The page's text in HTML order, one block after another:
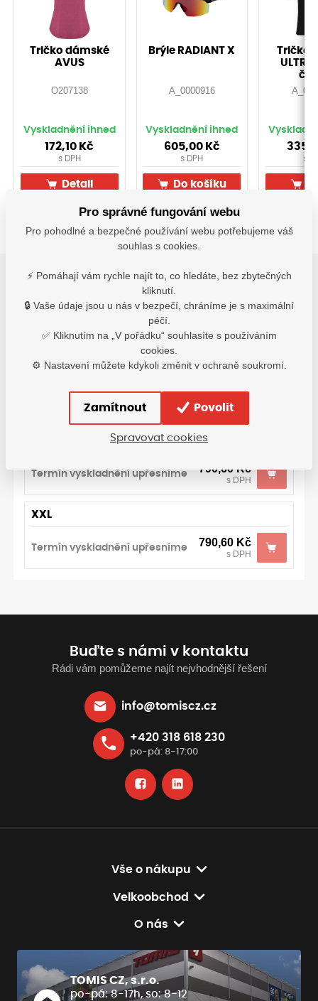
Tričko dámské
AVUS
O207138
Vyskladnění ihned
172,10 Kč
s DPH
Detail
Brýle RADIANT X
A_0000916
Vyskladnění ihned
605,00 Kč
s DPH
Do košíku
Tričko
s
Varianty
Varianty
L
Termín vyskladnění upřesníme 790,60Kč
s DPH
Termín vyskladnění upřesníme 790,60Kč
s DPH
XXL
Termín vyskladnění upřesníme 790,60 Kč
s DPH
Buďte s námi v kontaktu
Rádi vám pomůžeme najít nejvhodnější řešení
info@tomiscz.cz
+420 318 618 230
po-pá: 8-17:00
Vše o nákupu
Velkoobchod
O nás
TOMIS CZ, s.r.o.
po-pá: 8-17h, so: 8-12
Pro správné fungování webu
Pro pohodlné a bezpečné používání webu potřebujeme váš
souhlas s cookies.
⚡ Pomáhají vám rychle najít to, co hledáte, bez zbytečných
kliknutí.
🔒 Vaše údaje jsou u nás v bezpečí, chráníme je s maximální
péčí.
✅ Kliknutím na „V pořádku“ souhlasíte s používáním
cookies.
⚙️ Nastavení můžete kdykoli změnit v ochraně soukromí.
Zamítnout Povolit
Spravovat cookies